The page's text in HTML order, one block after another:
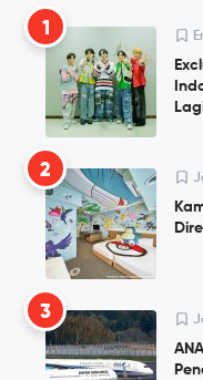
1
2
3